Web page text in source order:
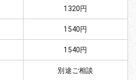
1320円
1540円
1540円
別途ご相談